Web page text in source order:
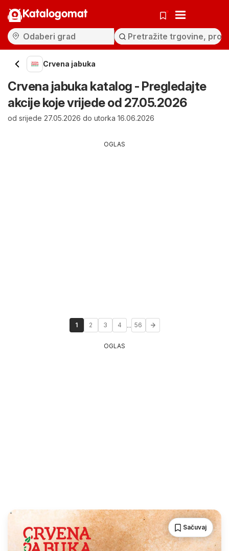
Katalogomat
Crvena jabuka
Crvena jabuka katalog - Pregledajte
akcije koje vrijede od 27.05.2026
od srijede 27.05.2026 do utorka 16.06.2026
OGLAS
1 2 3 4 ... 56
OGLAS
Sačuvaj